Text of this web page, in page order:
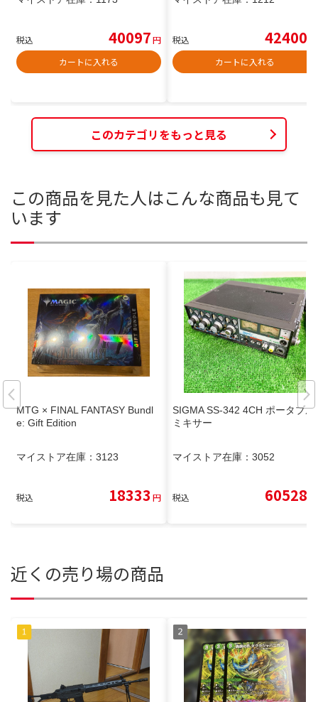
税込 40097円
カートに入れる
税込 42400
カートに入れる
このカテゴリをもっと見る
この商品を見た人はこんな商品も見て
います
MTG × FINAL FANTASY Bundl
e: Gift Edition
マイストア在庫： 3123
税込 18333 円
SIGMA SS-342 4CH ポータブル
ミキサー
マイストア在庫： 3052
税込 60528
近くの売り場の商品